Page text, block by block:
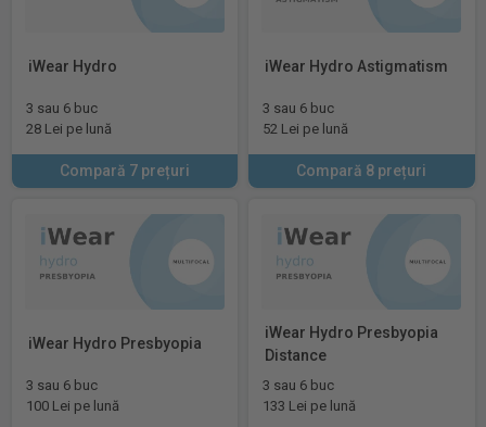
iWear Hydro
3 sau 6 buc
28 Lei pe lună
Compară 7 prețuri
iWear Hydro Astigmatism
3 sau 6 buc
52 Lei pe lună
Compară 8 prețuri
iWear Hydro Presbyopia
3 sau 6 buc
100 Lei pe lună
iWear Hydro Presbyopia
Distance
3 sau 6 buc
133 Lei pe lună